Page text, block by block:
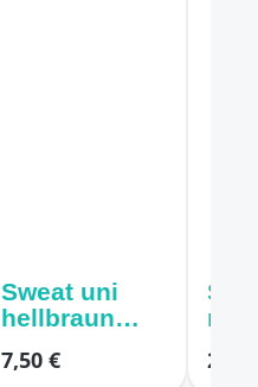
Sweat uni
hellbraun
7,50 €